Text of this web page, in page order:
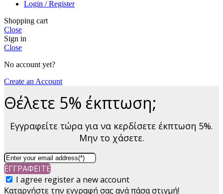
Login / Register
Shopping cart
Close
Sign in
Close
No account yet?
Create an Account
Θέλετε 5% έκπτωση;
Εγγραφείτε τώρα για να κερδίσετε έκπτωση 5%.
Μην το χάσετε.
ΕΓΓΡΑΦΕΙΤΕ
I agree register a new account
Καταργήστε την εγγραφή σας ανά πάσα στιγμή!